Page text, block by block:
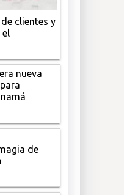
clientes y
el
nueva
de